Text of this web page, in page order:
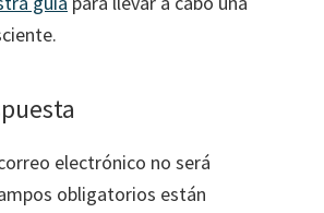
electrónico no será
obligatorios están